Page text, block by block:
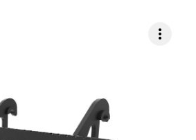
more_vert